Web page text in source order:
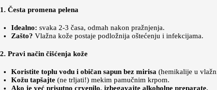
1. Česta promena pelena
Idealno: svaka 2-3 časa, odmah nakon pražnjenja.
Zašto? Vlažna kože postaje podložnija oštećenju i infekcijama.
2. Pravi način čišćenja kože
Koristite toplu vodu i običan sapun bez mirisa (hemikalije u
Kožu tapšajte(ne trljati!) mekim pamučnim krpom.
Ako je već prisutno crvenilo, izbegavajte alkoholne preparate.